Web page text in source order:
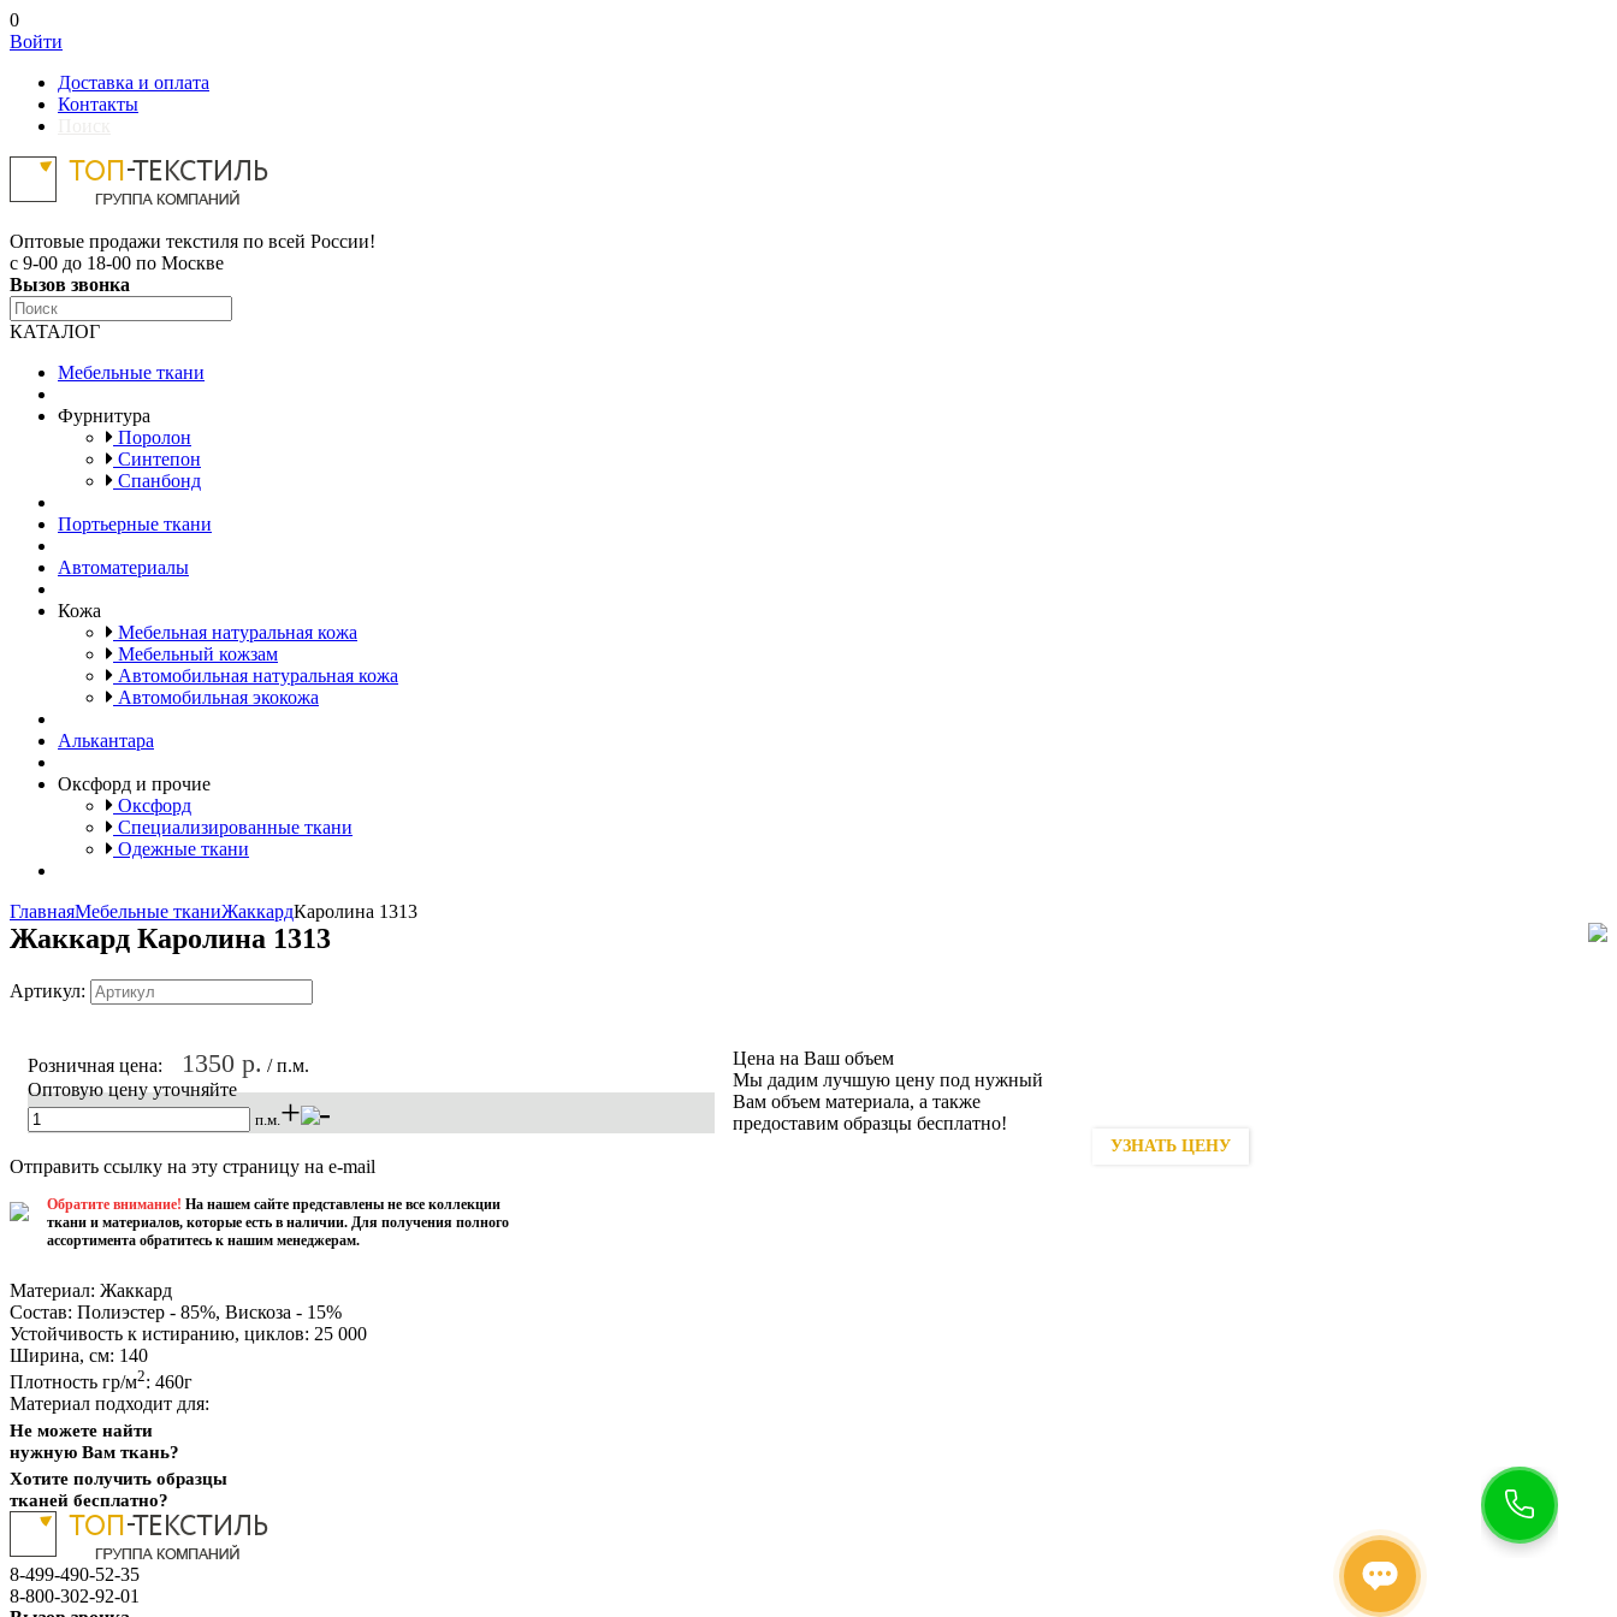
0
Войти
Доставка и оплата
Контакты
Оптовые продажи текстиля по всей России!
с 9-00 до 18-00 по Москве
Вызов звонка
КАТАЛОГ
Мебельные ткани
Фурнитура
Поролон
Синтепон
Спанбонд
Портьерные ткани
Автоматериалы
Кожа
Мебельная натуральная кожа
Мебельный кожзам
Автомобильная натуральная кожа
Автомобильная экокожа
Алькантара
Оксфорд и прочие
Оксфорд
Специализированные ткани
Одежные ткани
ГлавнаяМебельные тканиЖаккардКаролина 1313
Жаккард Каролина 1313
Артикул:
Розничная цена: 1350 р. / п.м.
Оптовую цену уточняйте
п.м.+ -
Цена на Ваш объем
Мы дадим лучшую цену под нужный
Вам объем материала, а также
предоставим образцы бесплатно!
УЗНАТЬ ЦЕНУ
Отправить ссылку на эту страницу на e-mail
Обратите внимание! На нашем сайте представлены не все коллекции
ткани и материалов, которые есть в наличии. Для получения полного
ассортимента обратитесь к нашим менеджерам.
Материал: Жаккард
Состав: Полиэстер - 85%, Вискоза - 15%
Устойчивость к истиранию, циклов: 25 000
Ширина, см: 140
Плотность гр/м2: 460г
Материал подходит для:
Не можете найти
нужную Вам ткань?
Хотите получить образцы
тканей бесплатно?
8-499-490-52-35
8-800-302-92-01